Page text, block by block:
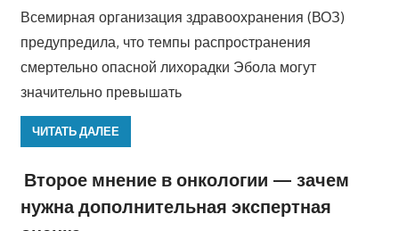
Всемирная организация здравоохранения (ВОЗ)
предупредила, что темпы распространения
смертельно опасной лихорадки Эбола могут
значительно превышать
ЧИТАТЬ ДАЛЕЕ
Второе мнение в онкологии — зачем
нужна дополнительная экспертная